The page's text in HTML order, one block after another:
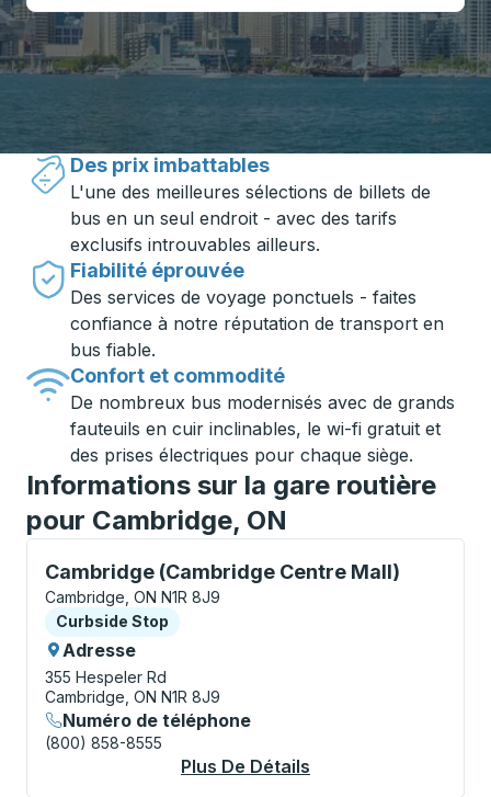
Voyager en toute simplicité avec
Trailways
Des prix imbattables
L'une des meilleures sélections de billets de
bus en un seul endroit - avec des tarifs
exclusifs introuvables ailleurs.
Fiabilité éprouvée
Des services de voyage ponctuels - faites
confiance à notre réputation de transport en
bus fiable.
Confort et commodité
De nombreux bus modernisés avec de grands
fauteuils en cuir inclinables, le wi-fi gratuit et
des prises électriques pour chaque siège.
Informations sur la gare routière
pour Cambridge, ON
Cambridge (Cambridge Centre Mall)
Curbside Stop, utilisez les touches fléchées ou la
Cambridge, ON N1R 8J9
Curbside Stop
Curbside Stop
Adresse
355 Hespeler Rd
Cambridge, ON N1R 8J9
Numéro de téléphone
(800) 858-8555
Plus De Détails